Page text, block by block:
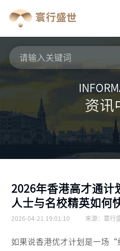
资讯
2026年香港高才通
人士与名校精英如何
2026-04-21 19:01:10 来源： 寰行
如果说香港优才计划是一场